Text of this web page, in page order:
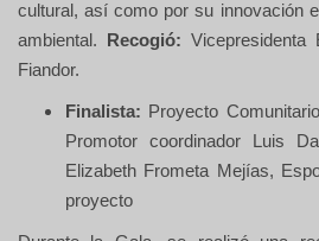
cultural, así como por su innovación
ambiental.
Recogió: Vicepresidenta
Fiandor.
Finalista: Proyecto
Promotor coordinador Luis
Elizabeth Frometa Mejías,
proyecto